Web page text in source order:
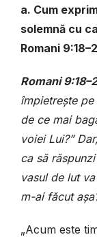
a. Cum
solemnă cu
Romani
Romani
împietrește
de ce mai
voiei Lui?”
ca să
vasul de lut
m-ai făcut
„Acum este